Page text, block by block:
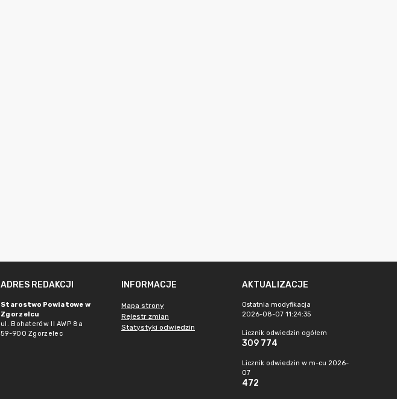
ADRES REDAKCJI
Starostwo Powiatowe w
Zgorzelcu
ul. Bohaterów II AWP 8a
59-900 Zgorzelec
INFORMACJE
Mapa strony
Rejestr zmian
Statystyki odwiedzin
AKTUALIZACJE
Ostatnia modyfikacja
2026-08-07 11:24:35
Licznik odwiedzin ogółem
309 774
Licznik odwiedzin w m-cu 2026-
07
472